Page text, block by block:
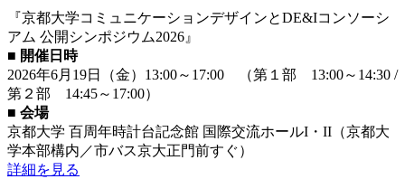
『京都大学コミュニケーションデザインとDE&Iコンソーシ
アム 公開シンポジウム2026』
■ 開催日時
2026年6月19日（金）13:00～17:00 （第１部 13:00～14:30 /
第２部 14:45～17:00）
■ 会場
京都大学 百周年時計台記念館 国際交流ホールI・II（京都大
学本部構内／市バス京大正門前すぐ）
詳細を見る